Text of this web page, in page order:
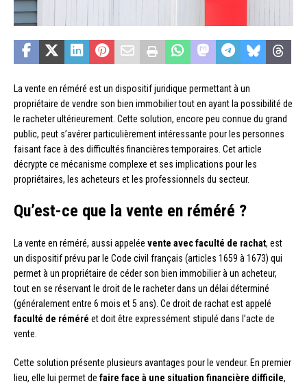
La vente en réméré est un dispositif juridique permettant à un
propriétaire de vendre son bien immobilier tout en ayant la possibilité de
le racheter ultérieurement. Cette solution, encore peu connue du grand
public, peut s’avérer particulièrement intéressante pour les personnes
faisant face à des difficultés financières temporaires. Cet article
décrypte ce mécanisme complexe et ses implications pour les
propriétaires, les acheteurs et les professionnels du secteur.
Qu’est-ce que la vente en réméré ?
La vente en réméré, aussi appelée vente avec faculté de rachat, est
un dispositif prévu par le Code civil français (articles 1659 à 1673) qui
permet à un propriétaire de céder son bien immobilier à un acheteur,
tout en se réservant le droit de le racheter dans un délai déterminé
(généralement entre 6 mois et 5 ans). Ce droit de rachat est appelé
faculté de réméré et doit être expressément stipulé dans l’acte de
vente.
Cette solution présente plusieurs avantages pour le vendeur. En premier
lieu, elle lui permet de faire face à une situation financière difficile,